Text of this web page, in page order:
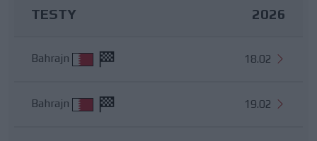
TESTY 2026
Bahrajn 18.02
Bahrajn 19.02